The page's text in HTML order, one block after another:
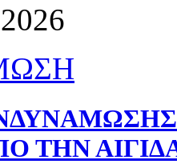
ΤΗΝ